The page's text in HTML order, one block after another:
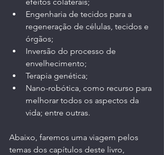
Engenharia de tecidos para a
regeneração de células, tecidos e
órgãos;
Inversão do processo de
envelhecimento;
Terapia genética;
Nano-robótica, como recurso para
melhorar todos os aspectos da
vida; entre outras.
Abaixo, faremos uma viagem pelos
temas dos capítulos deste livro,